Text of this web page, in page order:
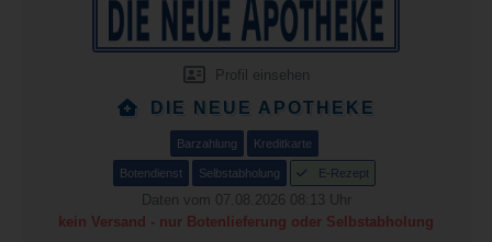
Profil einsehen
DIE NEUE APOTHEKE
Barzahlung Kreditkarte
Botendienst Selbstabholung E-Rezept
Daten vom 07.08.2026 08:13 Uhr
kein Versand - nur Botenlieferung oder Selbstabholung